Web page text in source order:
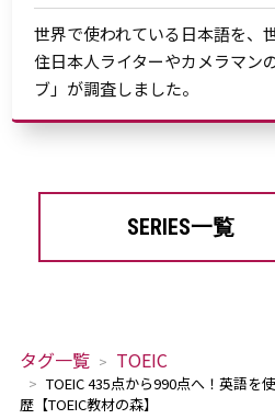
世界で使われている日本語を、
住日本人ライターやカメラマン
ブ」が調査しました。
SERIES一覧
タグ一覧 TOEIC
TOEIC 435点から990点へ！英語を
歴【TOEIC教材の森】